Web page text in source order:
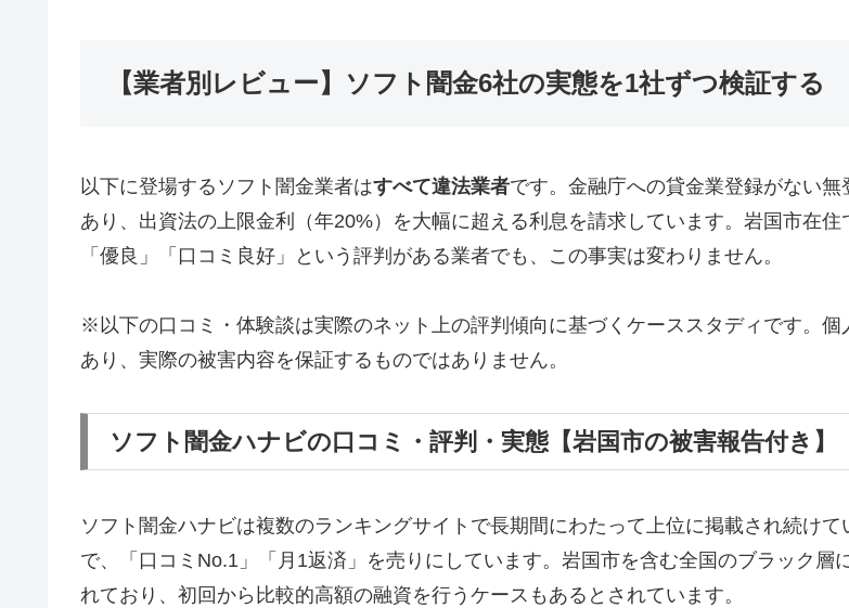
【業者別レビュー】ソフト闇金6社の実態を1社ずつ検証する
以下に登場するソフト闇金業者はすべて違法業者です。金融庁への貸金業登録がない無
あり、出資法の上限金利（年20%）を大幅に超える利息を請求しています。岩国市在住
「優良」「口コミ良好」という評判がある業者でも、この事実は変わりません。
※以下の口コミ・体験談は実際のネット上の評判傾向に基づくケーススタディです。個
あり、実際の被害内容を保証するものではありません。
ソフト闇金ハナビの口コミ・評判・実態【岩国市の被害報告付き】
ソフト闇金ハナビは複数のランキングサイトで長期間にわたって上位に掲載され続けて
で、「口コミNo.1」「月1返済」を売りにしています。岩国市を含む全国のブラック層
れており、初回から比較的高額の融資を行うケースもあるとされています。